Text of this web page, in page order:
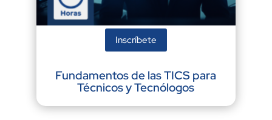
Inscríbete
Fundamentos de las TICS para
Técnicos y Tecnólogos